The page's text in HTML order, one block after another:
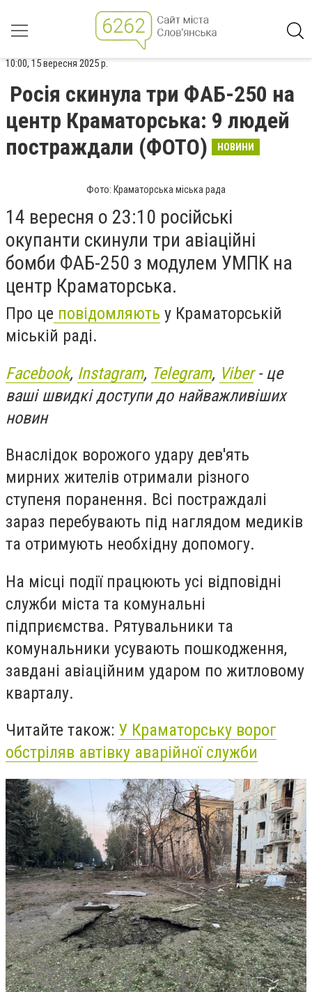
10:00, 15 вересня 2025 р.
Росія скинула три ФАБ-250 на
центр Краматорська: 9 людей
постраждали (ФОТО)
НОВИНИ
Фото: Краматорська міська рада
14 вересня о 23:10 російські
окупанти скинули три авіаційні
бомби ФАБ-250 з модулем УМПК на
центр Краматорська.
Про це повідомляють у Краматорській
міській раді.
Facebook, Instagram, Telegram, Viber- це
ваші швидкі доступи до найважливіших
новин
Внаслідок ворожого удару дев'ять
мирних жителів отримали різного
ступеня поранення. Всі постраждалі
зараз перебувають під наглядом медиків
та отримують необхідну допомогу.
На місці події працюють усі відповідні
служби міста та комунальні
підприємства. Рятувальники та
комунальники усувають пошкодження,
завдані авіаційним ударом по житловому
кварталу.
Читайте також: У Краматорську ворог
обстріляв автівку аварійної служби